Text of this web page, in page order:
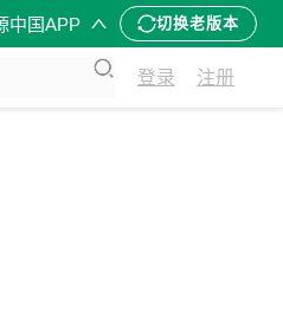
中国APP 切换老版本
登录 注册